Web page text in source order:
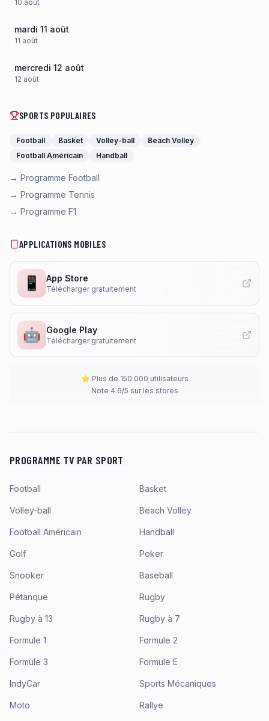
10 août
mardi 11 août
11 août
mercredi 12 août
12 août
SPORTS POPULAIRES
Football Basket Volley-ball
Beach Volley
Football Américain
Handball
→ Programme Football
→ Programme Tennis
→ Programme F1
APPLICATIONS MOBILES
📱 App Store
Télécharger gratuitement
🤖 Google Play
Télécharger gratuitement
⭐ Plus de 150 000 utilisateurs
Note 4.6/5 sur les stores
PROGRAMME TV PAR SPORT
Football Basket
Volley-ball Beach Volley
Football Américain Handball
Golf Poker
Snooker Baseball
Pétanque Rugby
Rugby à 13 Rugby à 7
Formule 1 Formule 2
Formule 3 Formule E
IndyCar Sports Mécaniques
Moto Rallye